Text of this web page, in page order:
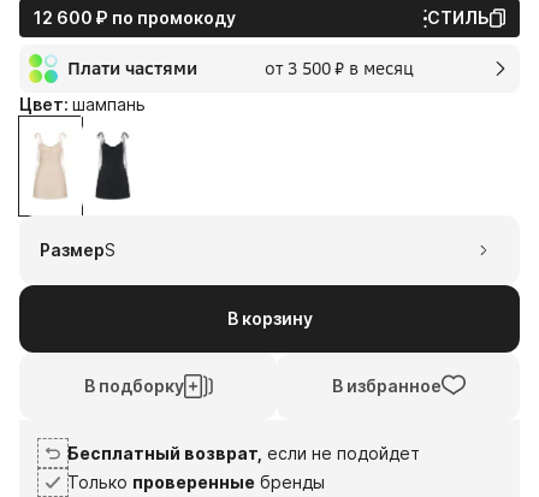
12 600⁠ ⁠₽ по промокоду СТИЛЬ
Плати частями от 3 500⁠ ⁠₽ в месяц
2 мес.
3 500⁠ ⁠₽
без переплат и комиссии
1
авг
сен
Цвет: шампань
РазмерS
В корзину
В подборку В избранное
Бесплатный возврат, если не подойдет
Только проверенные бренды